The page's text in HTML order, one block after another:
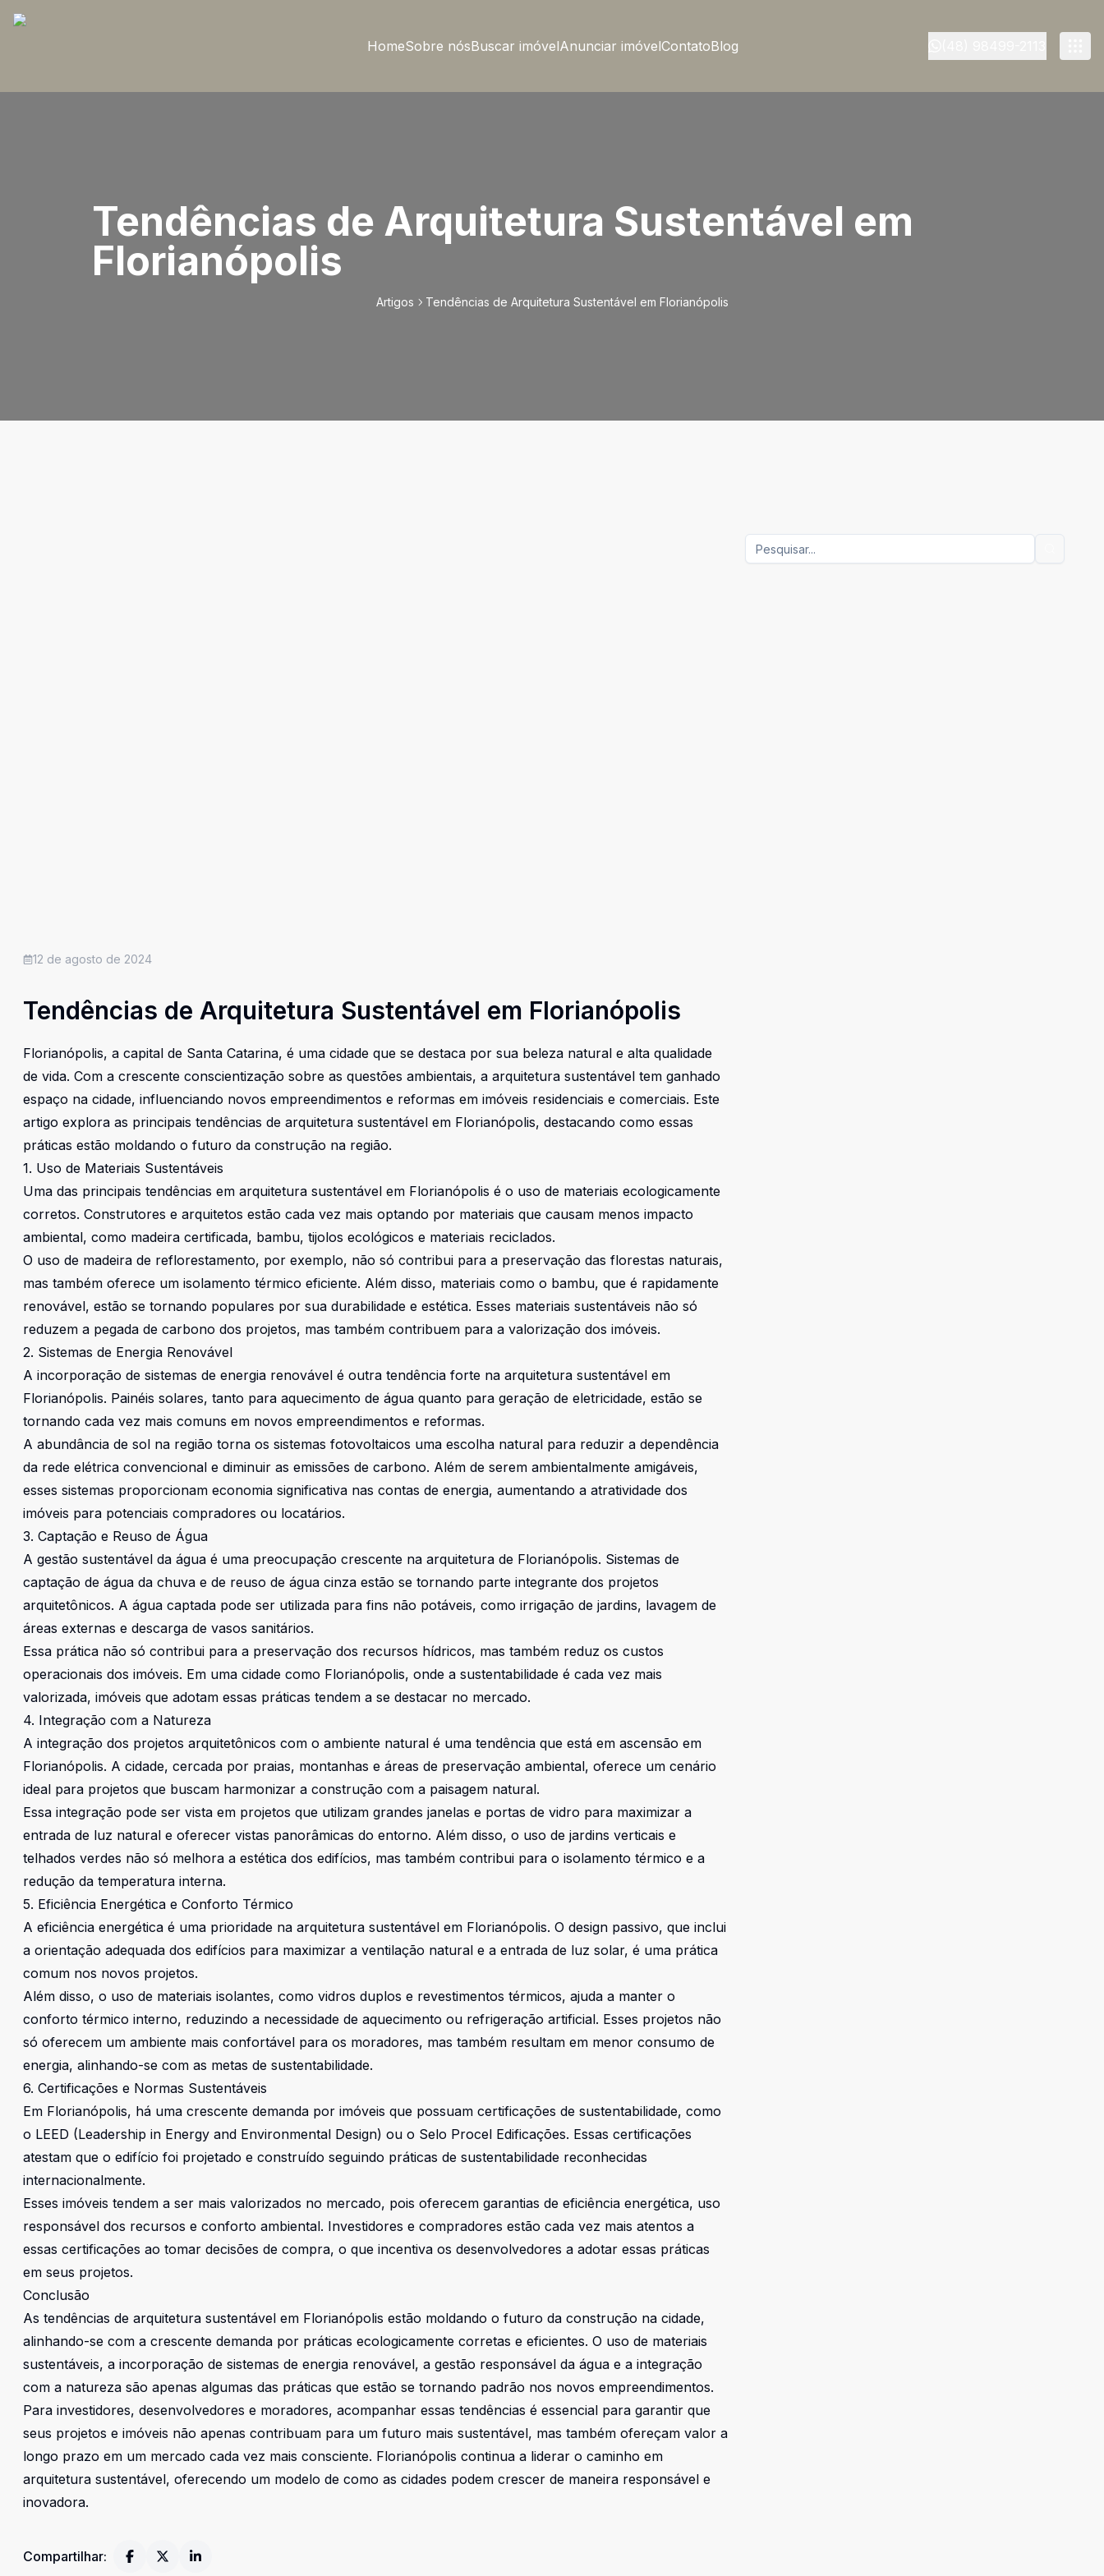
HomeSobre nósBuscar imóvelAnunciar imóvelContatoBlog
Tendências de Arquitetura Sustentável em
Florianópolis
Artigos Tendências de Arquitetura Sustentável em Florianópolis
12 de agosto de 2024
Tendências de Arquitetura Sustentável em Florianópolis
Florianópolis, a capital de Santa Catarina, é uma cidade que se destaca por sua beleza natural e alta qualidade
de vida. Com a crescente conscientização sobre as questões ambientais, a arquitetura sustentável tem ganhado
espaço na cidade, influenciando novos empreendimentos e reformas em imóveis residenciais e comerciais. Este
artigo explora as principais tendências de arquitetura sustentável em Florianópolis, destacando como essas
práticas estão moldando o futuro da construção na região.
1. Uso de Materiais Sustentáveis
Uma das principais tendências em arquitetura sustentável em Florianópolis é o uso de materiais ecologicamente
corretos. Construtores e arquitetos estão cada vez mais optando por materiais que causam menos impacto
ambiental, como madeira certificada, bambu, tijolos ecológicos e materiais reciclados.
O uso de madeira de reflorestamento, por exemplo, não só contribui para a preservação das florestas naturais,
mas também oferece um isolamento térmico eficiente. Além disso, materiais como o bambu, que é rapidamente
renovável, estão se tornando populares por sua durabilidade e estética. Esses materiais sustentáveis não só
reduzem a pegada de carbono dos projetos, mas também contribuem para a valorização dos imóveis.
2. Sistemas de Energia Renovável
A incorporação de sistemas de energia renovável é outra tendência forte na arquitetura sustentável em
Florianópolis. Painéis solares, tanto para aquecimento de água quanto para geração de eletricidade, estão se
tornando cada vez mais comuns em novos empreendimentos e reformas.
A abundância de sol na região torna os sistemas fotovoltaicos uma escolha natural para reduzir a dependência
da rede elétrica convencional e diminuir as emissões de carbono. Além de serem ambientalmente amigáveis,
esses sistemas proporcionam economia significativa nas contas de energia, aumentando a atratividade dos
imóveis para potenciais compradores ou locatários.
3. Captação e Reuso de Água
A gestão sustentável da água é uma preocupação crescente na arquitetura de Florianópolis. Sistemas de
captação de água da chuva e de reuso de água cinza estão se tornando parte integrante dos projetos
arquitetônicos. A água captada pode ser utilizada para fins não potáveis, como irrigação de jardins, lavagem de
áreas externas e descarga de vasos sanitários.
Essa prática não só contribui para a preservação dos recursos hídricos, mas também reduz os custos
operacionais dos imóveis. Em uma cidade como Florianópolis, onde a sustentabilidade é cada vez mais
valorizada, imóveis que adotam essas práticas tendem a se destacar no mercado.
4. Integração com a Natureza
A integração dos projetos arquitetônicos com o ambiente natural é uma tendência que está em ascensão em
Florianópolis. A cidade, cercada por praias, montanhas e áreas de preservação ambiental, oferece um cenário
ideal para projetos que buscam harmonizar a construção com a paisagem natural.
Essa integração pode ser vista em projetos que utilizam grandes janelas e portas de vidro para maximizar a
entrada de luz natural e oferecer vistas panorâmicas do entorno. Além disso, o uso de jardins verticais e
telhados verdes não só melhora a estética dos edifícios, mas também contribui para o isolamento térmico e a
redução da temperatura interna.
5. Eficiência Energética e Conforto Térmico
A eficiência energética é uma prioridade na arquitetura sustentável em Florianópolis. O design passivo, que inclui
a orientação adequada dos edifícios para maximizar a ventilação natural e a entrada de luz solar, é uma prática
comum nos novos projetos.
Além disso, o uso de materiais isolantes, como vidros duplos e revestimentos térmicos, ajuda a manter o
conforto térmico interno, reduzindo a necessidade de aquecimento ou refrigeração artificial. Esses projetos não
só oferecem um ambiente mais confortável para os moradores, mas também resultam em menor consumo de
energia, alinhando-se com as metas de sustentabilidade.
6. Certificações e Normas Sustentáveis
Em Florianópolis, há uma crescente demanda por imóveis que possuam certificações de sustentabilidade, como
o LEED (Leadership in Energy and Environmental Design) ou o Selo Procel Edificações. Essas certificações
atestam que o edifício foi projetado e construído seguindo práticas de sustentabilidade reconhecidas
internacionalmente.
Esses imóveis tendem a ser mais valorizados no mercado, pois oferecem garantias de eficiência energética, uso
responsável dos recursos e conforto ambiental. Investidores e compradores estão cada vez mais atentos a
essas certificações ao tomar decisões de compra, o que incentiva os desenvolvedores a adotar essas práticas
em seus projetos.
Conclusão
As tendências de arquitetura sustentável em Florianópolis estão moldando o futuro da construção na cidade,
alinhando-se com a crescente demanda por práticas ecologicamente corretas e eficientes. O uso de materiais
sustentáveis, a incorporação de sistemas de energia renovável, a gestão responsável da água e a integração
com a natureza são apenas algumas das práticas que estão se tornando padrão nos novos empreendimentos.
Para investidores, desenvolvedores e moradores, acompanhar essas tendências é essencial para garantir que
seus projetos e imóveis não apenas contribuam para um futuro mais sustentável, mas também ofereçam valor a
longo prazo em um mercado cada vez mais consciente. Florianópolis continua a liderar o caminho em
arquitetura sustentável, oferecendo um modelo de como as cidades podem crescer de maneira responsável e
inovadora.
Compartilhar: